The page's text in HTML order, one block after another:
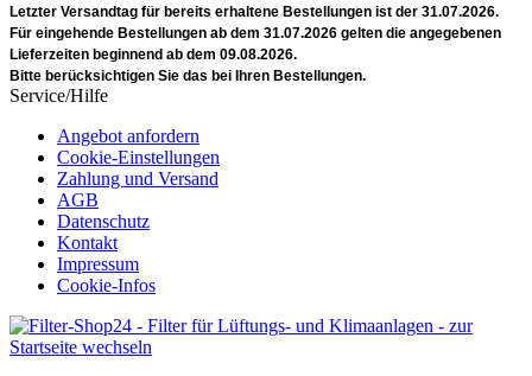
Letzter Versandtag für bereits erhaltene Bestellungen ist der 31.07.2026.
Für eingehende Bestellungen ab dem 31.07.2026 gelten die angegebenen
Lieferzeiten beginnend ab dem 09.08.2026.
Bitte berücksichtigen Sie das bei Ihren Bestellungen.
Service/Hilfe
Angebot anfordern
Cookie-Einstellungen
Zahlung und Versand
AGB
Datenschutz
Kontakt
Impressum
Cookie-Infos